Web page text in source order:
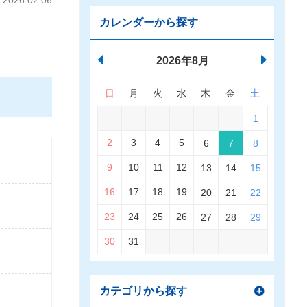
カレンダーから探す
2026年8月
日 月 火 水 木 金 土
1
2 3 4 5 6 7 8
9 10 11 12 13 14 15
16 17 18 19 20 21 22
23 24 25 26 27 28 29
30 31
カテゴリから探す